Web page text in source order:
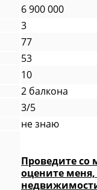
6 900 000
3
77
53
10
2 балкона
3/5
не знаю
Проведите со
оцените меня,